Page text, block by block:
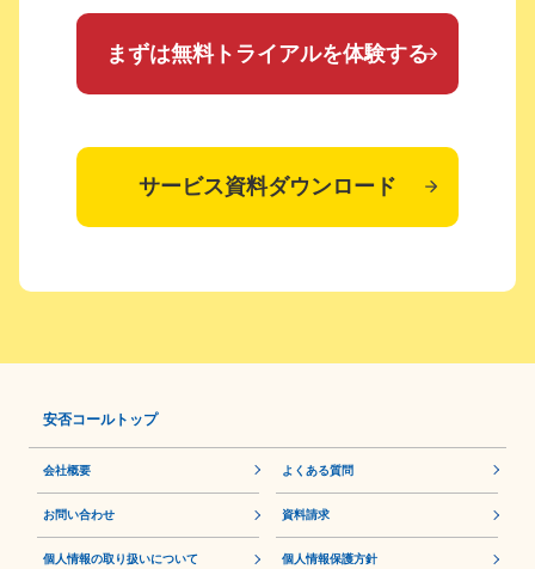
まずは無料トライアルを体験する
サービス資料ダウンロード
安否コールトップ
会社概要 よくある質問
お問い合わせ 資料請求
個人情報の取り扱いについて 個⼈情報保護⽅針